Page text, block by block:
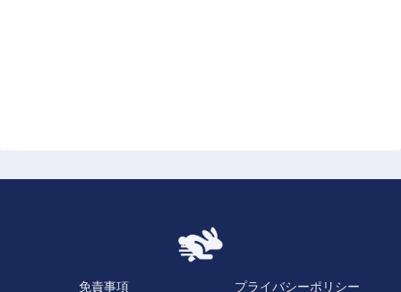
免責事項 プライバシーポリシー